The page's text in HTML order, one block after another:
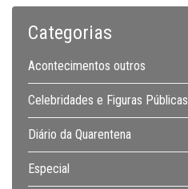
Categorias
Acontecimentos outros
Celebridades e Figuras Públicas
Diário da Quarentena
Especial